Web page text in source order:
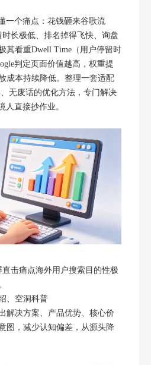
一个痛点：花钱砸来谷歌流
长极低、排名掉得飞快、询盘
其看重Dwell Time（用户停留时
判定页面价值越高，权重提
成本持续降低。整理一套适配
无废话的优化方法，专门解决
人直接抄作业。
击痛点海外用户搜索目的性极
、空洞科普
解决方案、产品优势、核心价
图，减少认知偏差，从源头降